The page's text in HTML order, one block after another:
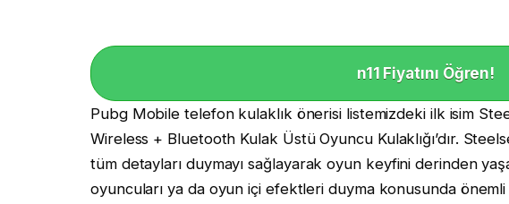
n11 Fiyatını Öğren!
Pubg Mobile telefon kulaklık önerisi listemizdeki ilk isim
Wireless + Bluetooth Kulak Üstü Oyuncu Kulaklığı’dır.
tüm detayları duymayı sağlayarak oyun keyfini derinden
oyuncuları ya da oyun içi efektleri duyma konusunda